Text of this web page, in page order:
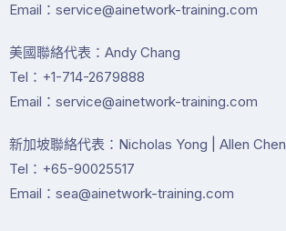
Email：service@ainetwork-training.com
美國聯絡代表：Andy Chang
Tel：+1-714-2679888
Email：service@ainetwork-training.com
新加坡聯絡代表：Nicholas Yong | Allen Chen
Tel：+65-90025517
Email：sea@ainetwork-training.com